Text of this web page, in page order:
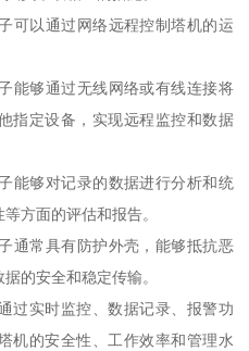
可以通过网络远程控制塔机的运
能够通过无线网络或有线连接将
指定设备，实现远程监控和数据
能够对记录的数据进行分析和统
方面的评估和报告。
通常具有防护外壳，能够抵抗恶
的安全和稳定传输。
过实时监控、数据记录、报警功
机的安全性、工作效率和管理水